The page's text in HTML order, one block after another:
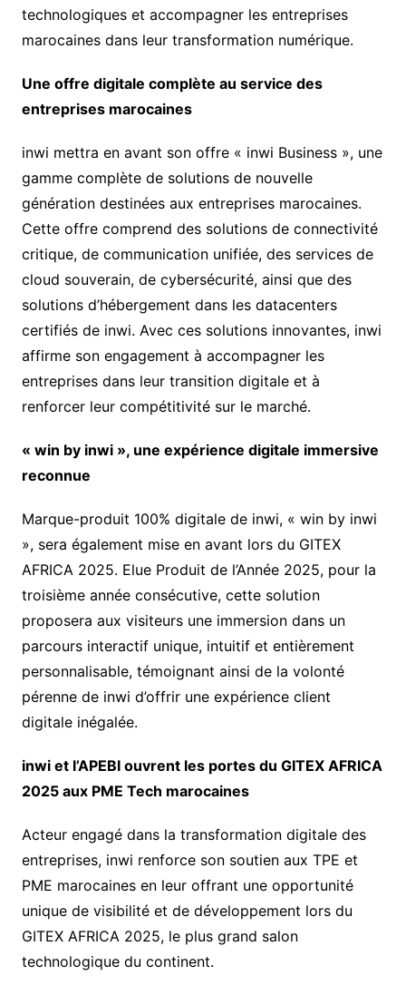
technologiques et accompagner les entreprises
marocaines dans leur transformation numérique.
Une offre digitale complète au service des
entreprises marocaines
inwi mettra en avant son offre « inwi Business », une
gamme complète de solutions de nouvelle
génération destinées aux entreprises marocaines.
Cette offre comprend des solutions de connectivité
critique, de communication unifiée, des services de
cloud souverain, de cybersécurité, ainsi que des
solutions d’hébergement dans les datacenters
certifiés de inwi. Avec ces solutions innovantes, inwi
affirme son engagement à accompagner les
entreprises dans leur transition digitale et à
renforcer leur compétitivité sur le marché.
« win by inwi », une expérience digitale immersive
reconnue
Marque-produit 100% digitale de inwi, « win by inwi
», sera également mise en avant lors du GITEX
AFRICA 2025. Elue Produit de l’Année 2025, pour la
troisième année consécutive, cette solution
proposera aux visiteurs une immersion dans un
parcours interactif unique, intuitif et entièrement
personnalisable, témoignant ainsi de la volonté
pérenne de inwi d’offrir une expérience client
digitale inégalée.
inwi et l’APEBI ouvrent les portes du GITEX AFRICA
2025 aux PME Tech marocaines
Acteur engagé dans la transformation digitale des
entreprises, inwi renforce son soutien aux TPE et
PME marocaines en leur offrant une opportunité
unique de visibilité et de développement lors du
GITEX AFRICA 2025, le plus grand salon
technologique du continent.